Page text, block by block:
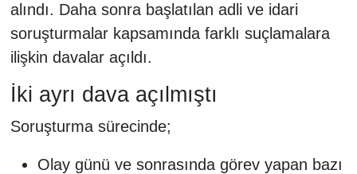
alındı. Daha sonra başlatılan adli ve idari
soruşturmalar kapsamında farklı suçlamalara
ilişkin davalar açıldı.
İki ayrı dava açılmıştı
Soruşturma sürecinde;
Olay günü ve sonrasında görev yapan bazı